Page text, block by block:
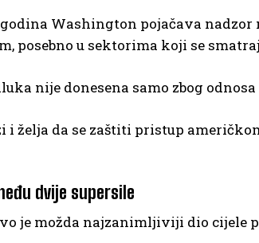
Washington pojačava
posebno u sektorima koji se
nije donesena samo zbog
i želja da se zaštiti pristup
dvije supersile
je možda najzanimljiviji dio cijele